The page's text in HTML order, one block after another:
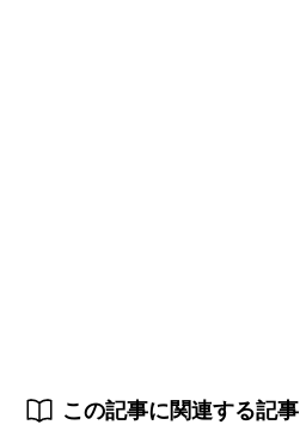
この記事に関連する記事